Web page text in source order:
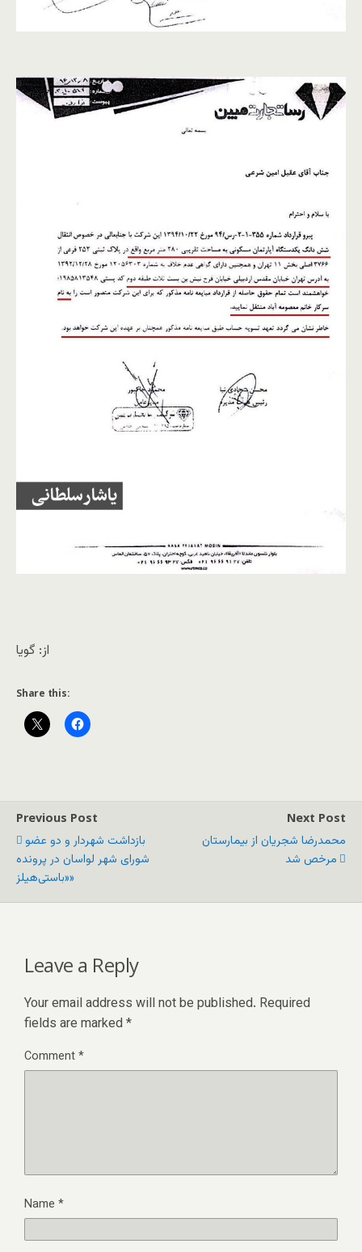
از: گویا
Share this:
Previous Post
بازداشت شهردار و دو عضو
شورای شهر لواسان در پرونده
«باستی‌هیلز»
Next Post
محمدرضا شجریان از بیمارستان
مرخص شد
Leave a Reply
Your email address will not be published. Required
fields are marked *
Comment*
Name *